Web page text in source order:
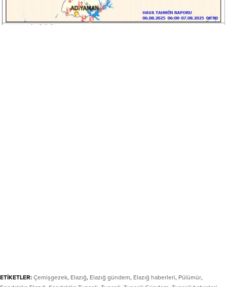
ETİKETLER: Çemişgezek, Elazığ, Elazığ gündem, Elazığ haberleri, Pülümür,